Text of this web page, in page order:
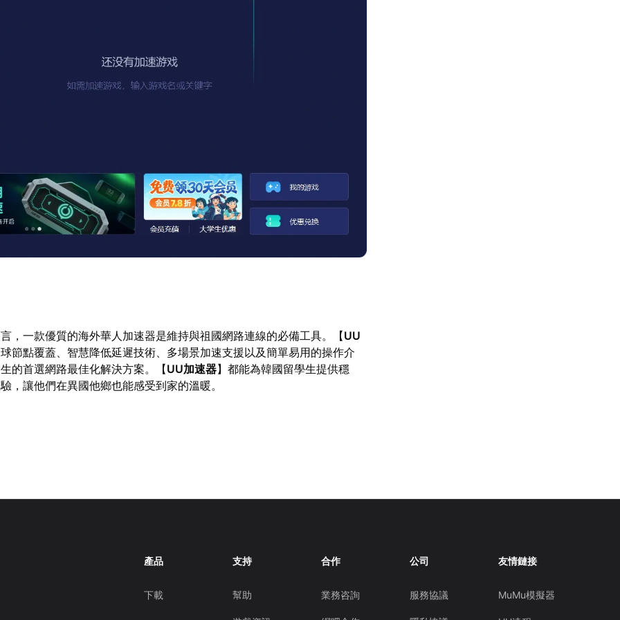
，一款優質的海外華人加速器是維持與祖國網路連線的必備工具。【UU
節點覆蓋、智慧降低延遲技術、多場景加速支援以及簡單易用的操作介
的首選網路最佳化解決方案。【UU加速器】都能為韓國留學生提供穩
，讓他們在異國他鄉也能感受到家的溫暖。
產品
下載
支持
幫助
合作
業務咨詢
公司
服務協議
友情鏈接
MuMu模擬器